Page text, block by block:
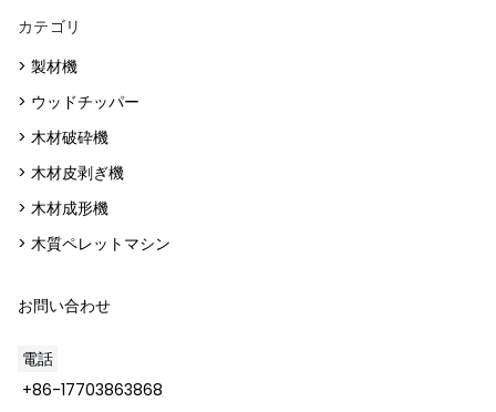
カテゴリ
> 製材機
> ウッドチッパー
> 木材破砕機
> 木材皮剥ぎ機
> 木材成形機
> 木質ペレットマシン
お問い合わせ
電話
+86-17703863868